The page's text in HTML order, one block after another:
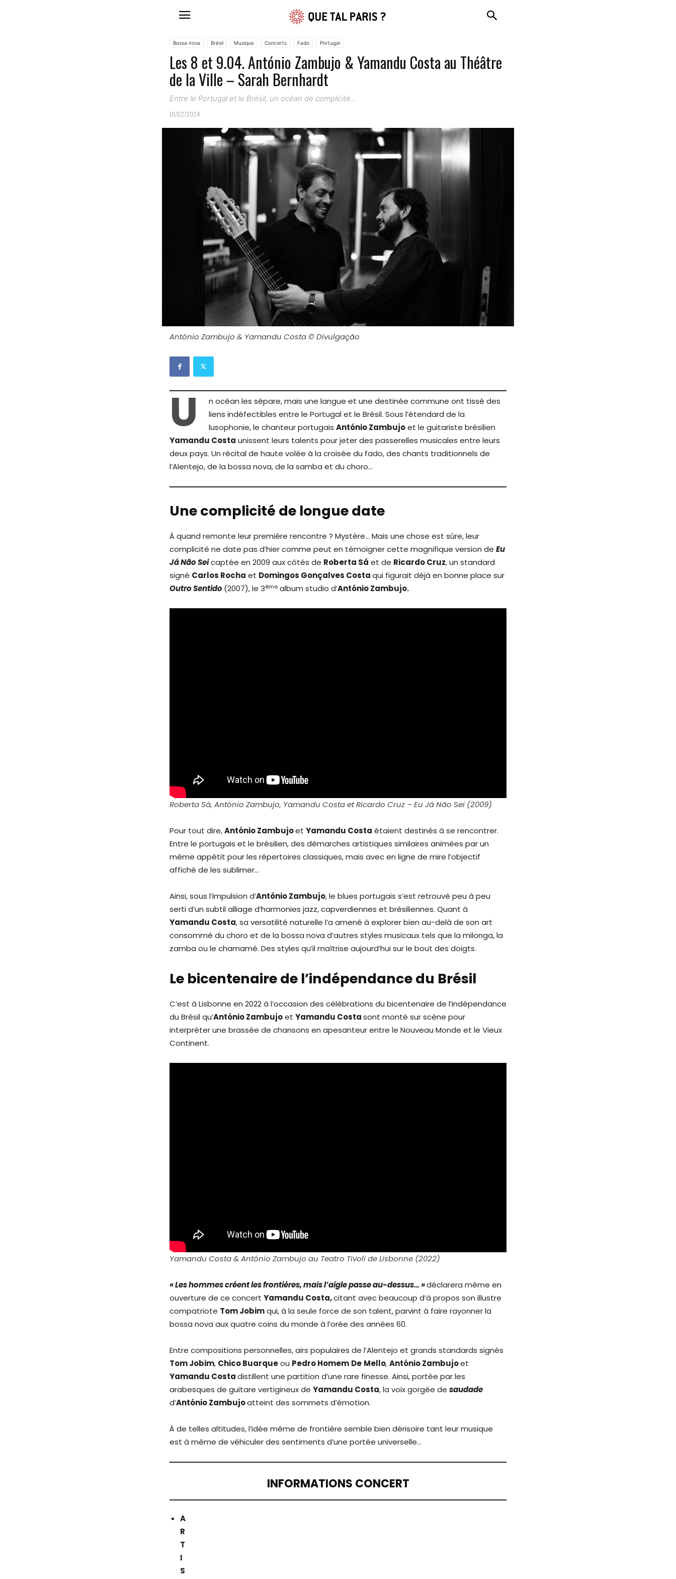
Bossa nova Brésil Musique Concerts Fado Portugal
Les 8 et 9.04. António Zambujo & Yamandu Costa au Théâtre
de la Ville – Sarah Bernhardt
Entre le Portugal et le Brésil, un océan de complicité…
01/02/2024
António Zambujo & Yamandu Costa © Divulgação
U
n océan les sépare, mais une langue et une destinée commune ont tissé des
liens indéfectibles entre le Portugal et le Brésil. Sous l’étendard de la
lusophonie, le chanteur portugais António Zambujoet le guitariste brésilien
Yamandu Costa unissent leurs talents pour jeter des passerelles musicales entre leurs
deux pays. Un récital de haute volée à la croisée du fado, des chants traditionnels de
l’Alentejo, de la bossa nova, de la samba et du choro…
Une complicité de longue date
À quand remonte leur première rencontre ? Mystère… Mais une chose est sûre, leur
complicité ne date pas d’hier comme peut en témoigner cette magnifique version de Eu
Já Não Seicaptée en 2009 aux côtés de Roberta Sá et de Ricardo Cruz, un standard
signé Carlos Rocha et Domingos Gonçalves Costaqui figurait déjà en bonne place sur
Outro Sentido(2007), le 3ème album studio d’António Zambujo.
Roberta Sá, António Zambujo, Yamandu Costa et Ricardo Cruz – Eu Já Não Sei (2009)
Pour tout dire,António Zambujoet Yamandu Costa étaient destinés à se rencontrer.
Entre le portugais et le brésilien, des démarches artistiques similaires animées par un
même appétit pour les répertoires classiques, mais avec en ligne de mire l’objectif
affiché de les sublimer…
Ainsi, sous l’impulsion d’António Zambujo, le blues portugais s’est retrouvé peu à peu
serti d’un subtil alliage d’harmonies jazz, capverdiennes et brésiliennes. Quant à
Yamandu Costa, sa versatilité naturelle l’a amené à explorer bien au-delà de son art
consommé du choro et de la bossa nova d’autres styles musicaux tels que la milonga, la
zamba ou le chamamé. Des styles qu’il maîtrise aujourd’hui sur le bout des doigts.
Le bicentenaire de l’indépendance du Brésil
C’est à Lisbonne en 2022 à l’occasion des célébrations du bicentenaire de l’indépendance
du Brésil qu’António Zambujoet Yamandu Costasont monté sur scène pour
interpréter une brassée de chansons en apesanteur entre le Nouveau Monde et le Vieux
Continent.
Yamandu Costa & António Zambujo au Teatro Tivoli de Lisbonne (2022)
« Les hommes créent les frontières, mais l’aigle passe au-dessus… »déclarera même en
ouverture de ce concert Yamandu Costa,citant avec beaucoup d’à propos son illustre
compatriote Tom Jobimqui, à la seule force de son talent, parvint à faire rayonner la
bossa nova aux quatre coins du monde à l’orée des années 60.
Entre compositions personnelles, airs populaires de l’Alentejo et grands standards signés
Tom Jobim, Chico Buarqueou Pedro Homem De Mello, António Zambujoet
Yamandu Costadistillent une partition d’une rare finesse. Ainsi, portée par les
arabesques de guitare vertigineux de Yamandu Costa, la voix gorgée de saudade
d’António Zambujoatteint des sommets d’émotion.
À de telles altitudes, l’idée même de frontière semble bien dérisoire tant leur musique
est à même de véhiculer des sentiments d’une portée universelle…
INFORMATIONS CONCERT
A
R
T
I
S